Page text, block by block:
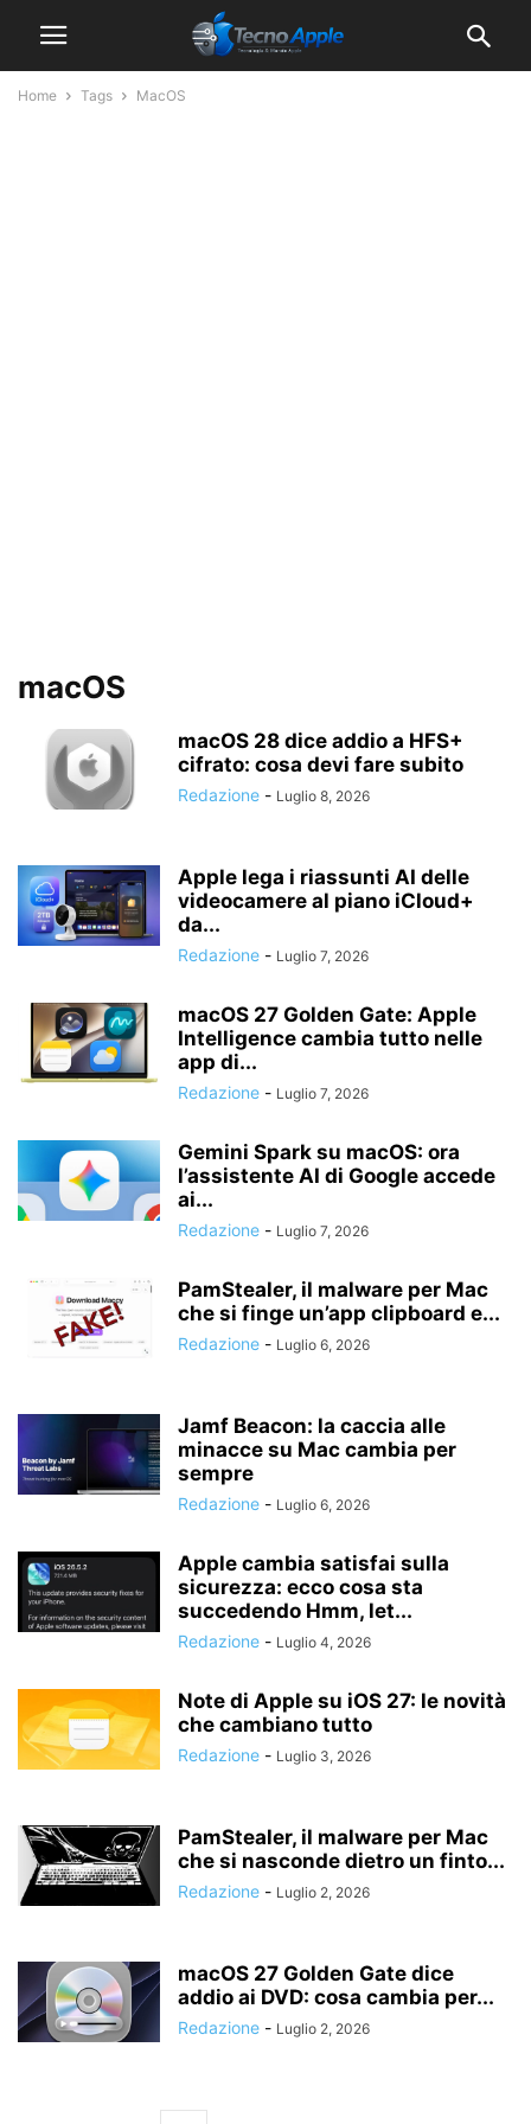
Home Tags MacOS
macOS
macOS 28 dice addio a HFS+
cifrato: cosa devi fare subito
Redazione - Luglio 8, 2026
Apple lega i riassunti AI delle
videocamere al piano iCloud+
da...
Redazione - Luglio 7, 2026
macOS 27 Golden Gate: Apple
Intelligence cambia tutto nelle
app di...
Redazione - Luglio 7, 2026
Gemini Spark su macOS: ora
l’assistente AI di Google accede
ai...
Redazione - Luglio 7, 2026
PamStealer, il malware per Mac
che si finge un’app clipboard e...
Redazione - Luglio 6, 2026
Jamf Beacon: la caccia alle
minacce su Mac cambia per
sempre
Redazione - Luglio 6, 2026
Apple cambia satisfai sulla
sicurezza: ecco cosa sta
succedendo Hmm, let...
Redazione - Luglio 4, 2026
Note di Apple su iOS 27: le novità
che cambiano tutto
Redazione - Luglio 3, 2026
PamStealer, il malware per Mac
che si nasconde dietro un finto...
Redazione - Luglio 2, 2026
macOS 27 Golden Gate dice
addio ai DVD: cosa cambia per...
Redazione - Luglio 2, 2026